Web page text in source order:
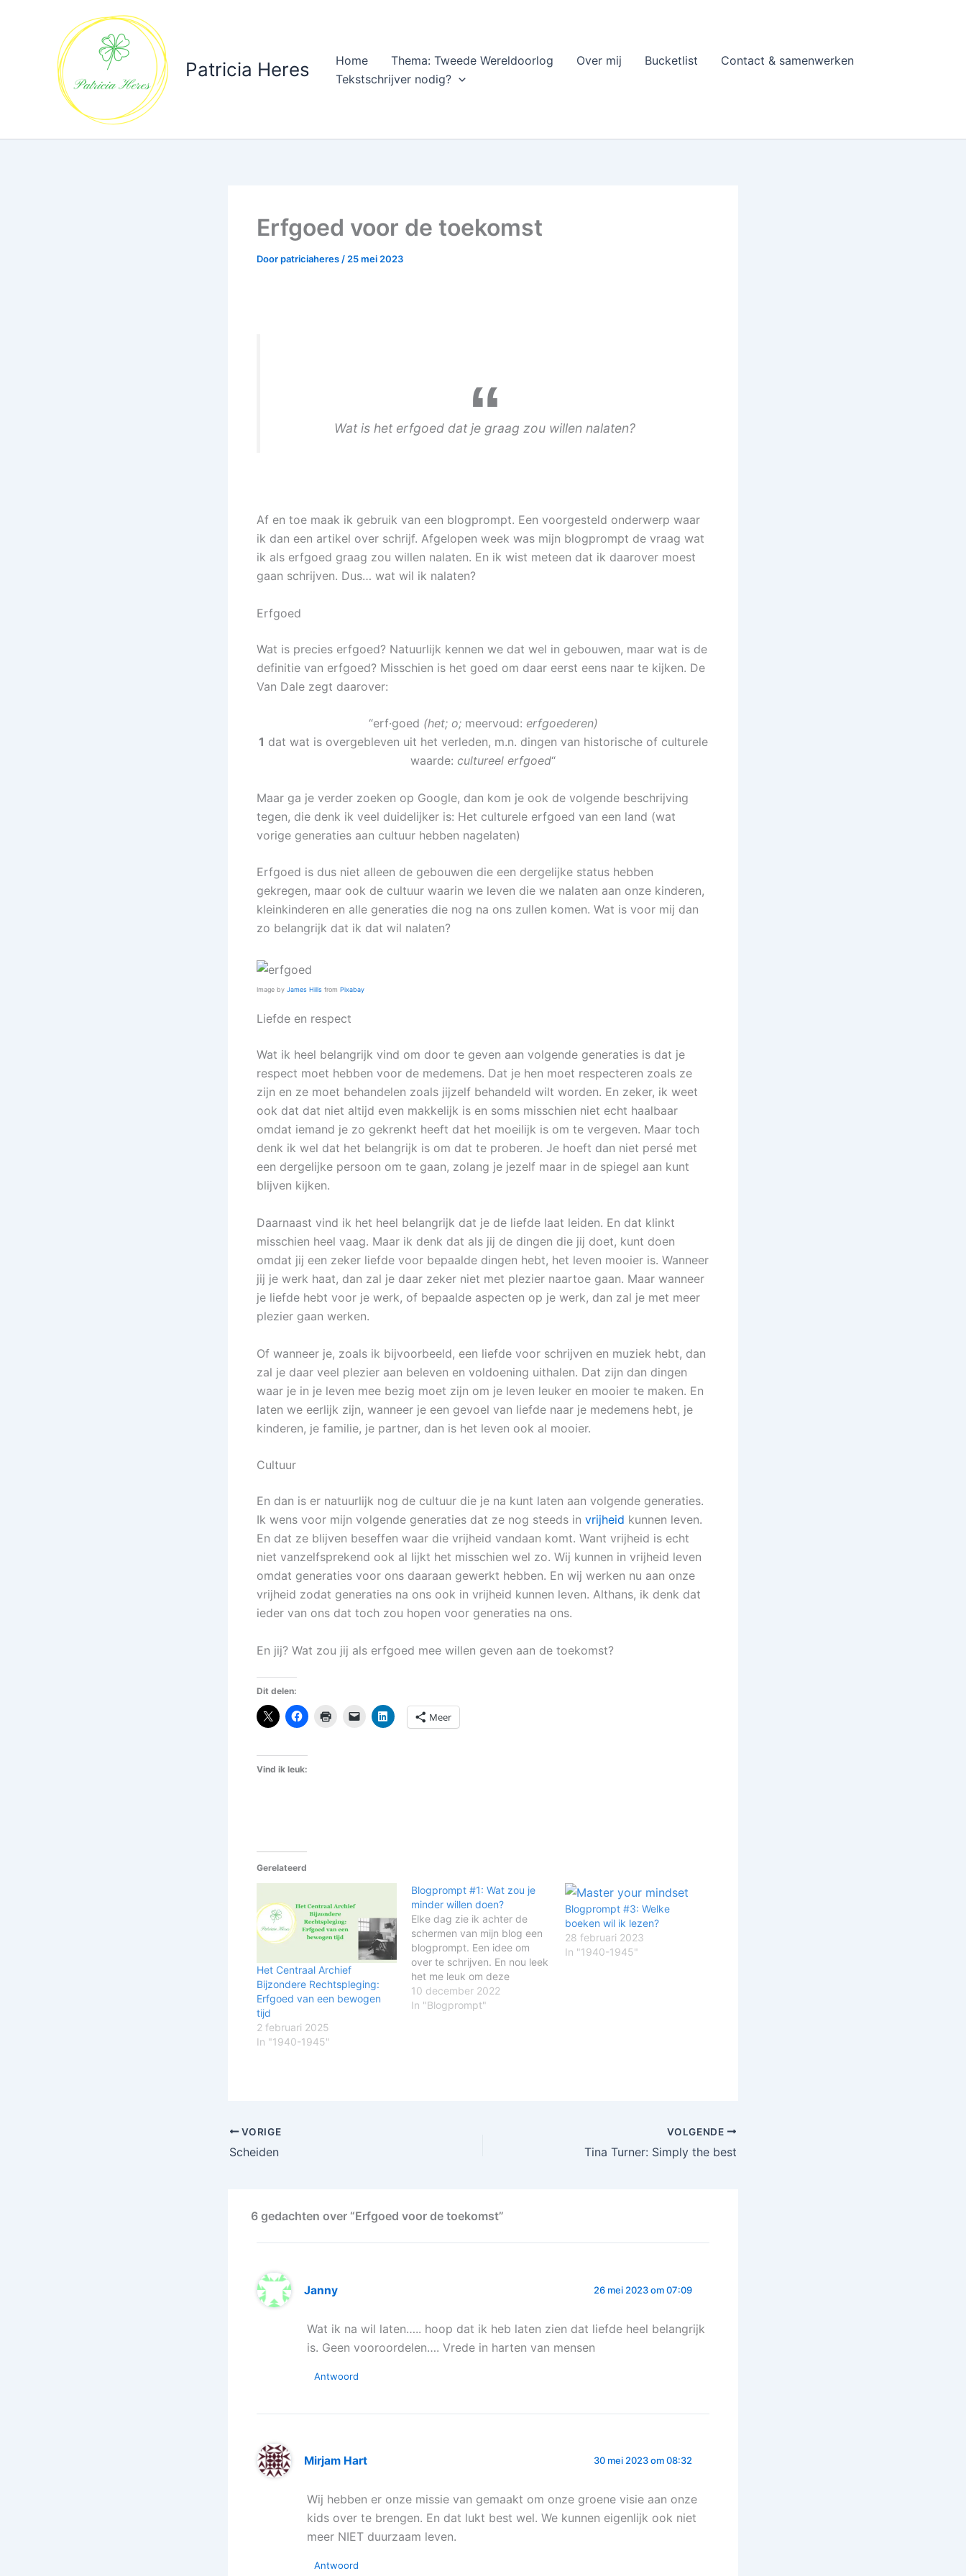
Patricia Heres Home Thema: Tweede Wereldoorlog Over mij Bucketlist
Contact & samenwerken
Tekstschrijver nodig?
Erfgoed voor de toekomst
Doorpatriciaheres / 25 mei 2023
Wat is het erfgoed dat je graag zou willen nalaten?
Af en toe maak ik gebruik van een blogprompt. Een voorgesteld onderwerp waar
ik dan een artikel over schrijf. Afgelopen week was mijn blogprompt de vraag wat
ik als erfgoed graag zou willen nalaten. En ik wist meteen dat ik daarover moest
gaan schrijven. Dus… wat wil ik nalaten?
Erfgoed
Wat is precies erfgoed? Natuurlijk kennen we dat wel in gebouwen, maar wat is de
definitie van erfgoed? Misschien is het goed om daar eerst eens naar te kijken. De
Van Dale zegt daarover:
“erf·goed (het; o; meervoud: erfgoederen)
1 dat wat is overgebleven uit het verleden, m.n. dingen van historische of culturele
waarde: cultureel erfgoed“
Maar ga je verder zoeken op Google, dan kom je ook de volgende beschrijving
tegen, die denk ik veel duidelijker is: Het culturele erfgoed van een land (wat
vorige generaties aan cultuur hebben nagelaten)
Erfgoed is dus niet alleen de gebouwen die een dergelijke status hebben
gekregen, maar ook de cultuur waarin we leven die we nalaten aan onze kinderen,
kleinkinderen en alle generaties die nog na ons zullen komen. Wat is voor mij dan
zo belangrijk dat ik dat wil nalaten?
Image by James Hills from Pixabay
Liefde en respect
Wat ik heel belangrijk vind om door te geven aan volgende generaties is dat je
respect moet hebben voor de medemens. Dat je hen moet respecteren zoals ze
zijn en ze moet behandelen zoals jijzelf behandeld wilt worden. En zeker, ik weet
ook dat dat niet altijd even makkelijk is en soms misschien niet echt haalbaar
omdat iemand je zo gekrenkt heeft dat het moeilijk is om te vergeven. Maar toch
denk ik wel dat het belangrijk is om dat te proberen. Je hoeft dan niet persé met
een dergelijke persoon om te gaan, zolang je jezelf maar in de spiegel aan kunt
blijven kijken.
Daarnaast vind ik het heel belangrijk dat je de liefde laat leiden. En dat klinkt
misschien heel vaag. Maar ik denk dat als jij de dingen die jij doet, kunt doen
omdat jij een zeker liefde voor bepaalde dingen hebt, het leven mooier is. Wanneer
jij je werk haat, dan zal je daar zeker niet met plezier naartoe gaan. Maar wanneer
je liefde hebt voor je werk, of bepaalde aspecten op je werk, dan zal je met meer
plezier gaan werken.
Of wanneer je, zoals ik bijvoorbeeld, een liefde voor schrijven en muziek hebt, dan
zal je daar veel plezier aan beleven en voldoening uithalen. Dat zijn dan dingen
waar je in je leven mee bezig moet zijn om je leven leuker en mooier te maken. En
laten we eerlijk zijn, wanneer je een gevoel van liefde naar je medemens hebt, je
kinderen, je familie, je partner, dan is het leven ook al mooier.
Cultuur
En dan is er natuurlijk nog de cultuur die je na kunt laten aan volgende generaties.
Ik wens voor mijn volgende generaties dat ze nog steeds in vrijheid kunnen leven.
En dat ze blijven beseffen waar die vrijheid vandaan komt. Want vrijheid is echt
niet vanzelfsprekend ook al lijkt het misschien wel zo. Wij kunnen in vrijheid leven
omdat generaties voor ons daaraan gewerkt hebben. En wij werken nu aan onze
vrijheid zodat generaties na ons ook in vrijheid kunnen leven. Althans, ik denk dat
ieder van ons dat toch zou hopen voor generaties na ons.
En jij? Wat zou jij als erfgoed mee willen geven aan de toekomst?
Dit delen:
Meer
Vind ik leuk:
Gerelateerd
Het Centraal Archief
Bijzondere Rechtspleging:
Erfgoed van een bewogen
tijd
2 februari 2025
In "1940-1945"
Blogprompt #1: Wat zou je
minder willen doen?
Elke dag zie ik achter de
schermen van mijn blog een
blogprompt. Een idee om
over te schrijven. En nou leek
het me leuk om deze
blogprompts uit te werken in
artikelen om op passende
10 december 2022
In "Blogprompt"
Blogprompt #3: Welke
boeken wil ik lezen?
28 februari 2023
In "1940-1945"
VORIGE
Scheiden
VOLGENDE
Tina Turner: Simply the best
6 gedachten over “Erfgoed voor de toekomst”
Janny 26 mei 2023 om 07:09
Wat ik na wil laten….. hoop dat ik heb laten zien dat liefde heel belangrijk
is. Geen vooroordelen…. Vrede in harten van mensen
Antwoord
Mirjam Hart 30 mei 2023 om 08:32
Wij hebben er onze missie van gemaakt om onze groene visie aan onze
kids over te brengen. En dat lukt best wel. We kunnen eigenlijk ook niet
meer NIET duurzaam leven.
Antwoord